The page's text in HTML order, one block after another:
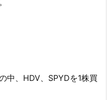
中、HDV、SPYDを1株買